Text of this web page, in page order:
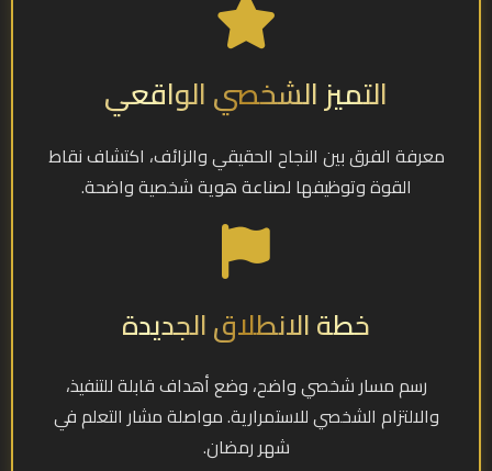
التميز الشخصي الواقعي
معرفة الفرق بين النجاح الحقيقي والزائف، اكتشاف نقاط
القوة وتوظيفها لصناعة هوية شخصية واضحة.
خطة الانطلاق الجديدة
رسم مسار شخصي واضح، وضع أهداف قابلة للتنفيذ،
والالتزام الشخصي للاستمرارية. مواصلة مشار التعلم في
شهر رمضان.